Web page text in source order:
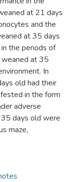
at 21 days
and the
at 35 days
the periods of
at 35
In
old had their
in the form
adverse
days old were
maze,